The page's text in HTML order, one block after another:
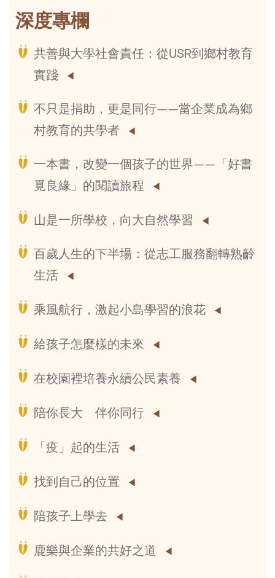
深度專欄
共善與大學社會責任：從USR到鄉村教育
實踐
不只是捐助，更是同行——當企業成為鄉
村教育的共學者
一本書，改變一個孩子的世界——「好書
覓良緣」的閱讀旅程
山是一所學校，向大自然學習
百歲人生的下半場：從志工服務翻轉熟齡
生活
乘風航行，激起小島學習的浪花
給孩子怎麼樣的未來
在校園裡培養永續公民素養
陪你長大 伴你同行
「疫」起的生活
找到自己的位置
陪孩子上學去
鹿樂與企業的共好之道